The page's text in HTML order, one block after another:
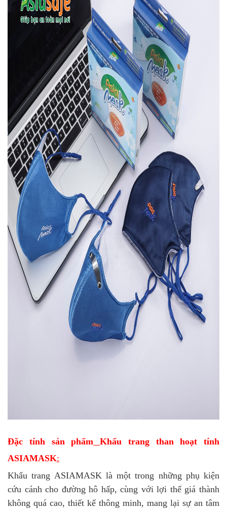
Đặc tính sản phẩm
Khẩu trang than hoạt tính
ASIAMASK:
Khẩu trang ASIAMASK là một trong những phụ kiện
cứu cánh cho đường hô hấp, cùng với lợi thế giá thành
không quá cao, thiết kế thông minh, mang lại sự an tâm